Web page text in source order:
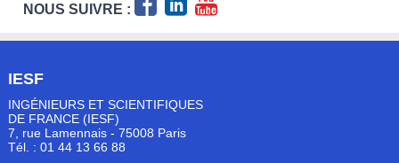
NOUS SUIVRE :
IESF
INGÉNIEURS ET SCIENTIFIQUES
DE FRANCE (IESF)
7, rue Lamennais - 75008 Paris
Tél. : 01 44 13 66 88